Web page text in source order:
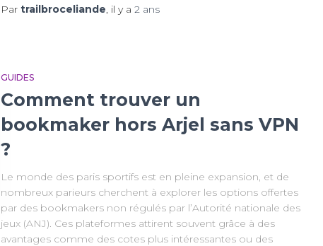
Par trailbroceliande, il y a 2 ans
GUIDES
Comment trouver un
bookmaker hors Arjel sans VPN
?
Le monde des paris sportifs est en pleine expansion, et de
nombreux parieurs cherchent à explorer les options offertes
par des bookmakers non régulés par l’Autorité nationale des
jeux (ANJ). Ces plateformes attirent souvent grâce à des
avantages comme des cotes plus intéressantes ou des